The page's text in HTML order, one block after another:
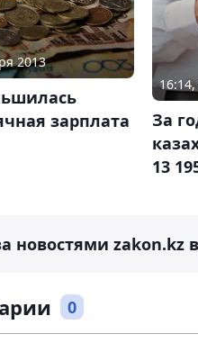
2013
зарплата
За
13
новостями zakon.kz
0